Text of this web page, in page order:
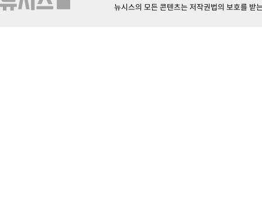
뉴시스의 모든 콘텐츠는 저작권법의 보호를